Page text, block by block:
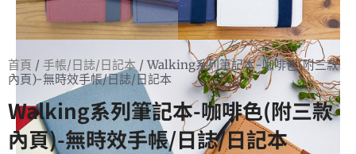
首頁 / 手帳/日誌/日記本 / Walking系列筆記本-咖啡色(附三款
內頁)-無時效手帳/日誌/日記本
Walking系列筆記本-咖啡色(附三款
內頁)-無時效手帳/日誌/日記本